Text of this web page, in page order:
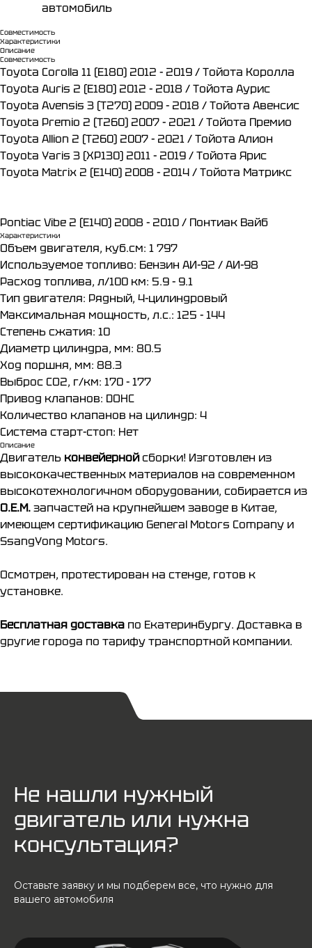
автомобиль
Совместимость
Характеристики
Описание
Совместимость
Toyota Corolla 11 (E180) 2012 - 2019 / Тойота Королла​
Toyota Auris 2 (E180) 2012 - 2018 / Тойота Аурис​
Toyota Avensis 3 (T270) 2009 - 2018 / Тойота Авенсис​
Toyota Premio 2 (T260) 2007 - 2021 / Тойота Премио
Toyota Allion 2 (T260) 2007 - 2021 / Тойота Алион
Toyota Yaris 3 (XP130) 2011 - 2019 / Тойота Ярис​
Toyota Matrix 2 (E140) 2008 - 2014 / Тойота Матрикс
Pontiac Vibe 2 (E140) 2008 - 2010 / Понтиак Вайб
Характеристики
Объем двигателя, куб.см: 1 797
Используемое топливо: Бензин АИ-92 / АИ-98
Расход топлива, л/100 км: 5.9 - 9.1
Тип двигателя: Рядный, 4-цилиндровый
Максимальная мощность, л.с.: 125 - 144
Степень сжатия: 10
Диаметр цилиндра, мм: 80.5
Ход поршня, мм: 88.3
Выброс CO2, г/км: 170 - 177
Привод клапанов: DOHC
Количество клапанов на цилиндр: 4
Система старт-стоп: Нет
Описание
Двигатель конвейернойсборки! Изготовлен из
высококачественных материалов на современном
высокотехнологичном оборудовании, собирается из
О.Е.М.запчастей на крупнейшем заводе в Китае,
имеющем сертификацию General Motors Company и
SsangYong Motors.
Осмотрен, протестирован на стенде, готов к
установке.
Бесплатная доставка по Екатеринбургу. Доставка в
другие города по тарифу транспортной компании.
Не нашли нужный
двигатель или нужна
консультация?
Оставьте заявку и мы подберем все, что нужно для
вашего автомобиля